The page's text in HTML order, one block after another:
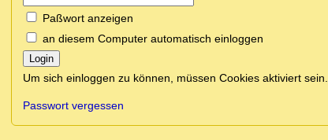
Paßwort anzeigen
an diesem Computer automatisch einloggen
Login
Um sich einloggen zu können, müssen Cookies aktiviert sein.
Passwort vergessen